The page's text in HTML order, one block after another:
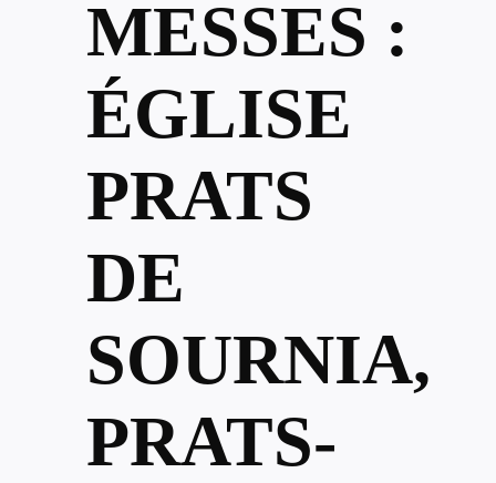
MESSES :
ÉGLISE
PRATS
DE
SOURNIA,
PRATS-